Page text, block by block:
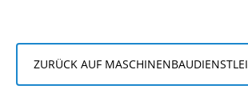
ZURÜCK AUF